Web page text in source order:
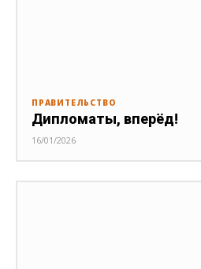
ПРАВИТЕЛЬСТВО
Дипломаты, вперёд!
16/01/2026